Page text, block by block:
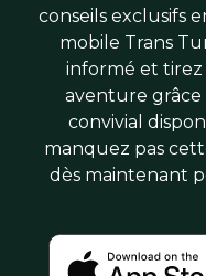
conseils exclusifs
mobile Trans
informé et
aventure
convivial
manquez pas
dès maintenant